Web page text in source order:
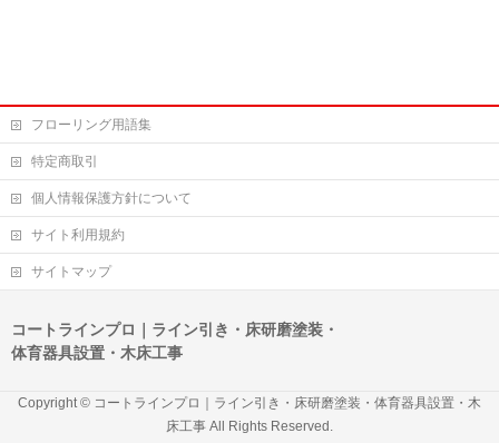
フローリング用語集
特定商取引
個人情報保護方針について
サイト利用規約
サイトマップ
コートラインプロ｜ライン引き・床研磨塗装・
体育器具設置・木床工事
Copyright © コートラインプロ｜ライン引き・床研磨塗装・体育器具設置・木
床工事 All Rights Reserved.